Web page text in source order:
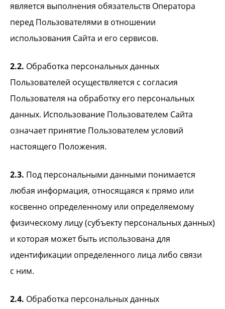
является выполнения обязательств Оператора
перед Пользователями в отношении
использования Сайта и его сервисов.
2.2. Обработка персональных данных
Пользователей осуществляется с согласия
Пользователя на обработку его персональных
данных. Использование Пользователем Сайта
означает принятие Пользователем условий
настоящего Положения.
2.3. Под персональными данными понимается
любая информация, относящаяся к прямо или
косвенно определенному или определяемому
физическому лицу (субъекту персональных данных)
и которая может быть использована для
идентификации определенного лица либо связи
с ним.
2.4. Обработка персональных данных